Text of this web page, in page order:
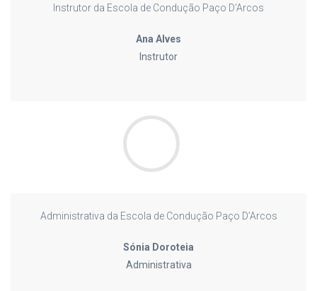
Instrutor da Escola de Condução Paço D’Arcos
Ana Alves
Instrutor
Administrativa da Escola de Condução Paço D’Arcos
Sónia Doroteia
Administrativa